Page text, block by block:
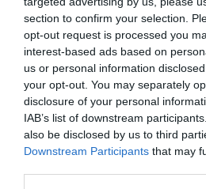
section to confirm your selection.
opt-out request is processed you
interest-based ads based on
us or personal information
your opt-out. You may separately
disclosure of your personal
IAB’s list of downstream
also be disclosed by us to third
Downstream Participants that may
de bienvenida. Unos valores
conductas que favorezcan
colectivos por encima de
nos hacen progresar como
"Las palabras son ventanas,
sentencian, o nos liberan.
Cuando hablo y cuando